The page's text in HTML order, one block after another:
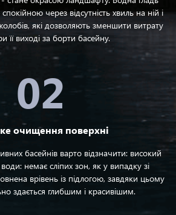
через відсутність хвиль на ній і
які дозволяють зменшити витрату
її виході за борти басейну.
02
очищення поверхні
басейнів варто відзначити: високий
немає сліпих зон, як у випадку зі
врівень із підлогою, завдяки цьому
здається глибшим і красивішим.